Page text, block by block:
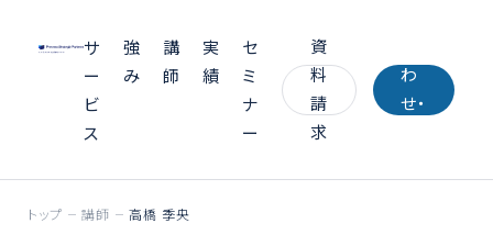
サ
ー
ビ
ス
強
み
講
師
実
績
セ
ミ
ナ
ー
資
料
請
求
わ
せ・
積
トップ 講師 高橋 季央